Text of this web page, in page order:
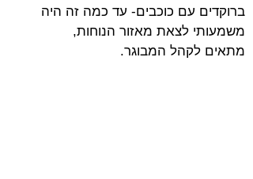
ברוקדים עם כוכבים- עד כמה זה היה
משמעותי לצאת מאזור הנוחות,
מתאים לקהל המבוגר.